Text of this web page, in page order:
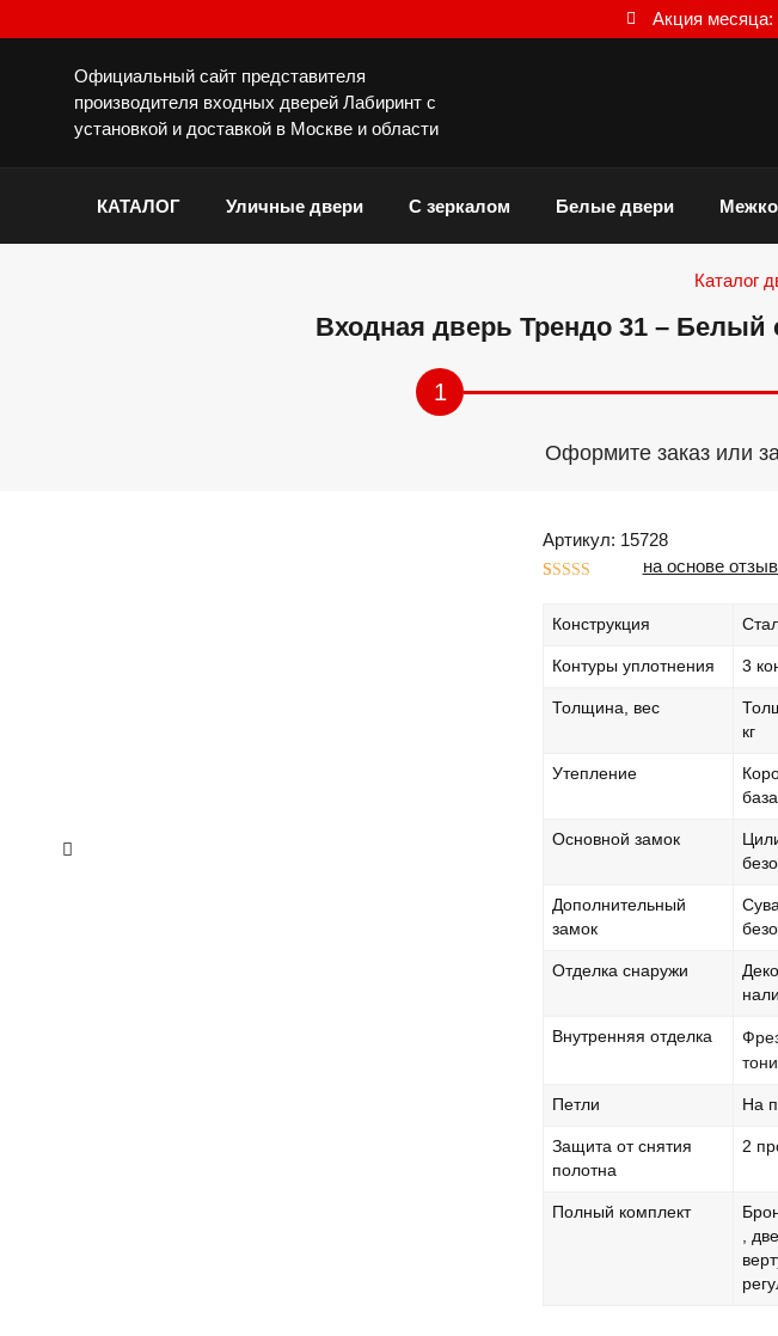
Акция месяца:
Официальный сайт представителя
производителя входных дверей Лабиринт с
установкой и доставкой в Москве и области
КАТАЛОГ Уличные двери С зеркалом Белые двери
Каталог
Входная дверь Трендо 31 – Белый
1
Оформите заказ или
Артикул: 15728
основе
пользователя
на основе
Конструкция
Контуры уплотнения 3
Толщина, вес
кг
Утепление
Основной замок
Дополнительный
замок
Отделка снаружи
Внутренняя отделка
Петли На
Защита от снятия
полотна
2
Полный комплект
,